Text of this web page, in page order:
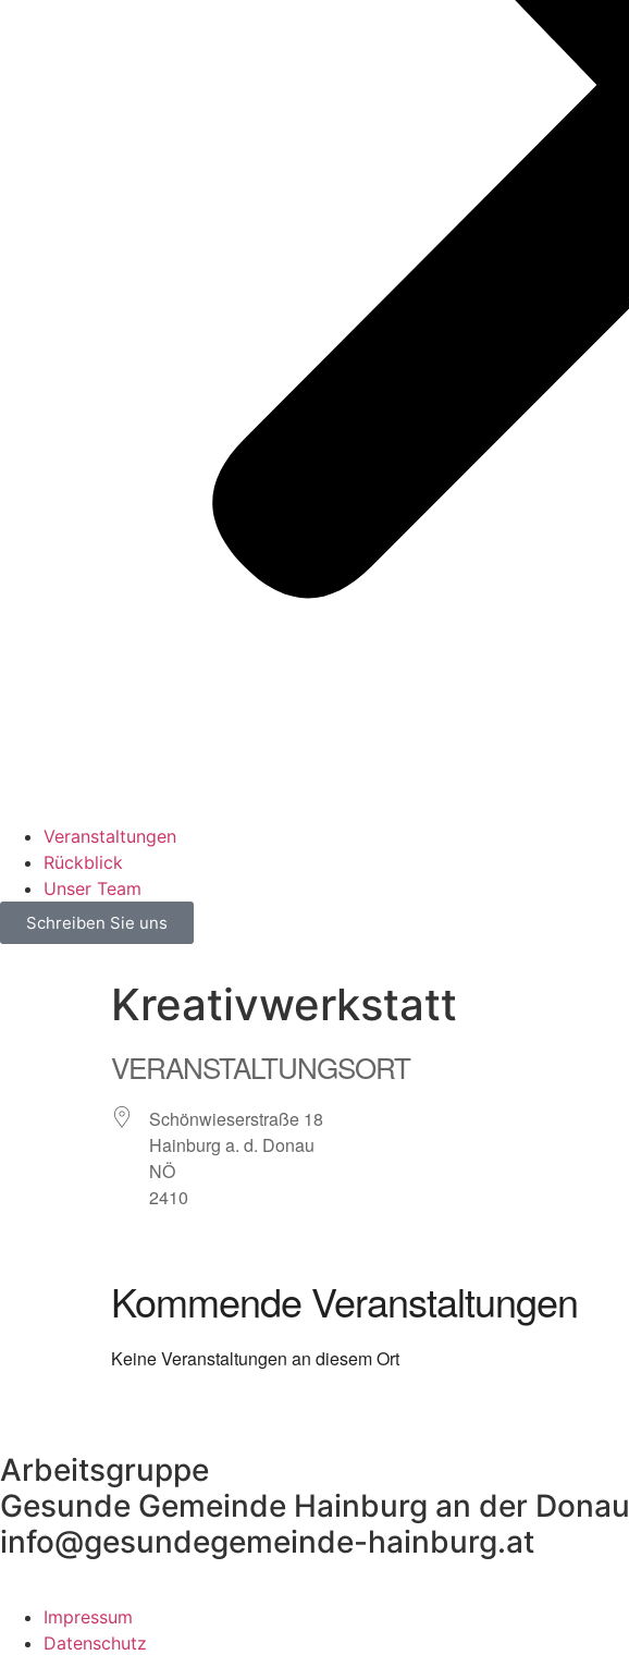
Veranstaltungen
Rückblick
Unser Team
Schreiben Sie uns
Kreativwerkstatt
VERANSTALTUNGSORT
Schönwieserstraße 18
Hainburg a. d. Donau
NÖ
2410
Kommende Veranstaltungen
Keine Veranstaltungen an diesem Ort
Arbeitsgruppe
Gesunde Gemeinde Hainburg an der Donau
info@gesundegemeinde-hainburg.at
Impressum
Datenschutz